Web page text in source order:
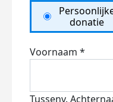
donatie
Voornaam *
Tussenv.